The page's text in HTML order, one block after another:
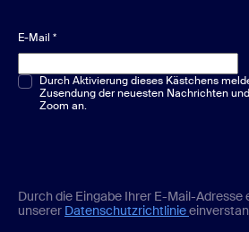
E-Mail *
Multiple-Choice oder Single-Choice*
Durch Aktivierung dieses Kästchens
Zusendung der neuesten Nachrichten
Zoom an.
Durch die Eingabe Ihrer E-Mail-Adresse
unserer Datenschutzrichtlinie